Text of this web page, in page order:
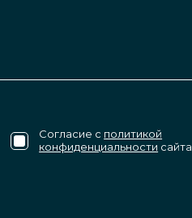
Согласие с политикой
конфиденциальности сайта